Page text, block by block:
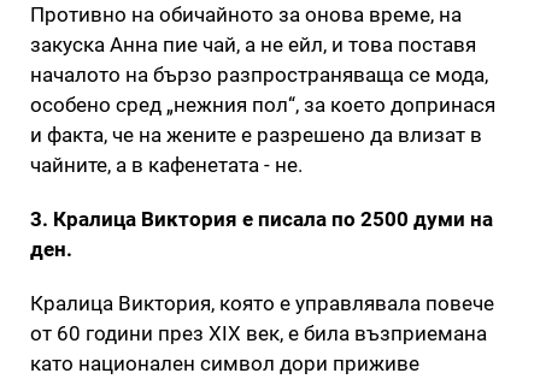
Противно на обичайното за онова време, на
закуска Анна пие чай, а не ейл, и това поставя
началото на бързо разпространяваща се мода,
особено сред „нежния пол“, за което допринася
и факта, че на жените е разрешено да влизат в
чайните, а в кафенетата - не.
3. Кралица Виктория е писала по 2500 думи на
ден.
Кралица Виктория, която е управлявала повече
от 60 години през XIX век, е била възприемана
като национален символ дори приживе